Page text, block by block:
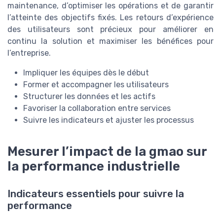
maintenance, d’optimiser les opérations et de garantir
l’atteinte des objectifs fixés. Les retours d’expérience
des utilisateurs sont précieux pour améliorer en
continu la solution et maximiser les bénéfices pour
l’entreprise.
Impliquer les équipes dès le début
Former et accompagner les utilisateurs
Structurer les données et les actifs
Favoriser la collaboration entre services
Suivre les indicateurs et ajuster les processus
Mesurer l’impact de la gmao sur
la performance industrielle
Indicateurs essentiels pour suivre la
performance